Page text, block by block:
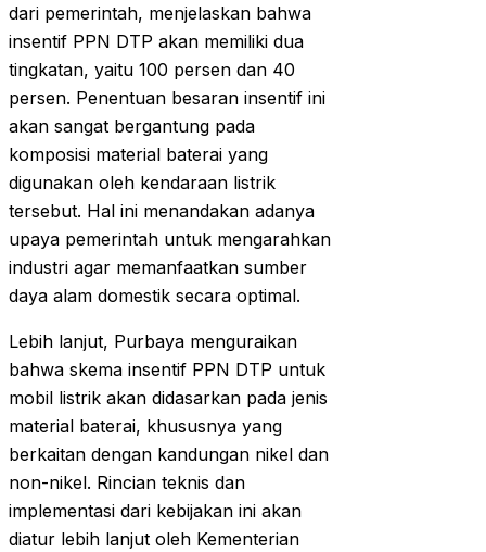
dari pemerintah, menjelaskan bahwa
insentif PPN DTP akan memiliki dua
tingkatan, yaitu 100 persen dan 40
persen. Penentuan besaran insentif ini
akan sangat bergantung pada
komposisi material baterai yang
digunakan oleh kendaraan listrik
tersebut. Hal ini menandakan adanya
upaya pemerintah untuk mengarahkan
industri agar memanfaatkan sumber
daya alam domestik secara optimal.
Lebih lanjut, Purbaya menguraikan
bahwa skema insentif PPN DTP untuk
mobil listrik akan didasarkan pada jenis
material baterai, khususnya yang
berkaitan dengan kandungan nikel dan
non-nikel. Rincian teknis dan
implementasi dari kebijakan ini akan
diatur lebih lanjut oleh Kementerian